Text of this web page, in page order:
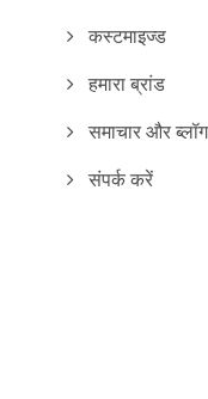
कस्टमाइज्ड
हमारा ब्रांड
समाचार और ब्लॉग
संपर्क करें